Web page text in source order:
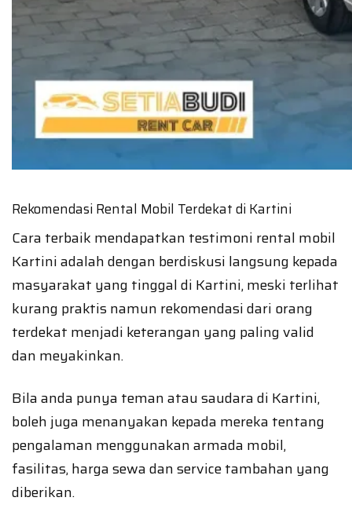
Rekomendasi Rental Mobil Terdekat di Kartini
Cara terbaik mendapatkan testimoni rental mobil
Kartini adalah dengan berdiskusi langsung kepada
masyarakat yang tinggal di Kartini, meski terlihat
kurang praktis namun rekomendasi dari orang
terdekat menjadi keterangan yang paling valid
dan meyakinkan.
Bila anda punya teman atau saudara di Kartini,
boleh juga menanyakan kepada mereka tentang
pengalaman menggunakan armada mobil,
fasilitas, harga sewa dan service tambahan yang
diberikan.